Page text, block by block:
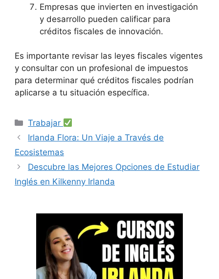
Empresas que invierten en investigación
y desarrollo pueden calificar para
créditos fiscales de innovación.
Es importante revisar las leyes fiscales vigentes
y consultar con un profesional de impuestos
para determinar qué créditos fiscales podrían
aplicarse a tu situación específica.
Categorías
Trabajar
Irlanda Flora: Un Viaje a Través de
Ecosistemas
Descubre las Mejores Opciones de Estudiar
Inglés en Kilkenny Irlanda